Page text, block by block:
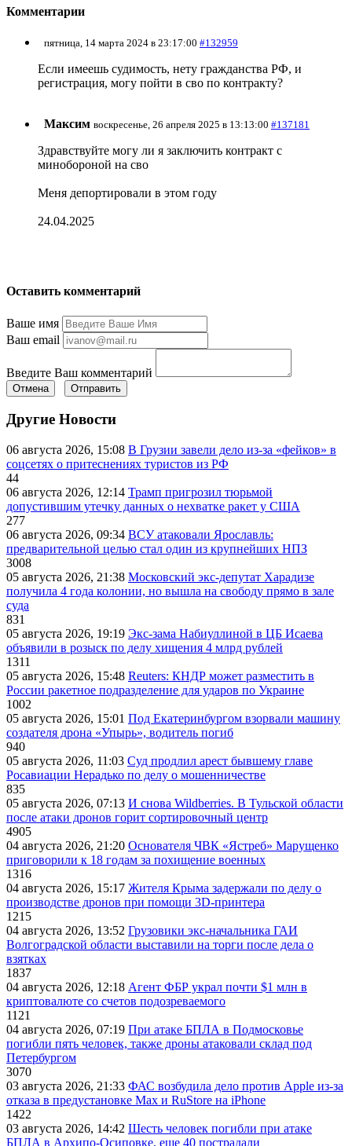
Комментарии
пятница, 14 марта 2024 в 23:17:00 #132959
Если имеешь судимость, нету гражданства РФ, и
регистрация, могу пойти в сво по контракту?
Максим воскресенье, 26 апреля 2025 в 13:13:00 #137181
Здравствуйте могу ли я заключить контракт с
минобороной на сво
Меня депортировали в этом году
24.04.2025
Оставить комментарий
Ваше имя
Ваш email
Введите Ваш комментарий
Отмена Отправить
Другие Новости
06 августа 2026, 15:08 В Грузии завели дело из-за «фейков» в
соцсетях о притеснениях туристов из РФ
44
06 августа 2026, 12:14 Трамп пригрозил тюрьмой
допустившим утечку данных о нехватке ракет у США
277
06 августа 2026, 09:34 ВСУ атаковали Ярославль:
предварительной целью стал один из крупнейших НПЗ
3008
05 августа 2026, 21:38 Московский экс-депутат Харадизе
получила 4 года колонии, но вышла на свободу прямо в зале
суда
831
05 августа 2026, 19:19 Экс-зама Набиуллиной в ЦБ Исаева
объявили в розыск по делу хищения 4 млрд рублей
1311
05 августа 2026, 15:48 Reuters: КНДР может разместить в
России ракетное подразделение для ударов по Украине
1002
05 августа 2026, 15:01 Под Екатеринбургом взорвали машину
создателя дрона «Упырь», водитель погиб
940
05 августа 2026, 11:03 Суд продлил арест бывшему главе
Росавиации Нерадько по делу о мошенничестве
835
05 августа 2026, 07:13 И снова Wildberries. В Тульской области
после атаки дронов горит сортировочный центр
4905
04 августа 2026, 21:20 Основателя ЧВК «Ястреб» Марущенко
приговорили к 18 годам за похищение военных
1316
04 августа 2026, 15:17 Жителя Крыма задержали по делу о
производстве дронов при помощи 3D‑принтера
1215
04 августа 2026, 13:52 Грузовики экс-начальника ГАИ
Волгоградской области выставили на торги после дела о
взятках
1837
04 августа 2026, 12:18 Агент ФБР украл почти $1 млн в
криптовалюте со счетов подозреваемого
1121
04 августа 2026, 07:19 При атаке БПЛА в Подмосковье
погибли пять человек, также дроны атаковали склад под
Петербургом
3070
03 августа 2026, 21:33 ФАС возбудила дело против Apple из-за
отказа в предустановке Max и RuStore на iPhone
1422
03 августа 2026, 14:42 Шесть человек погибли при атаке
БПЛА в Архипо-Осиповке, еще 40 пострадали